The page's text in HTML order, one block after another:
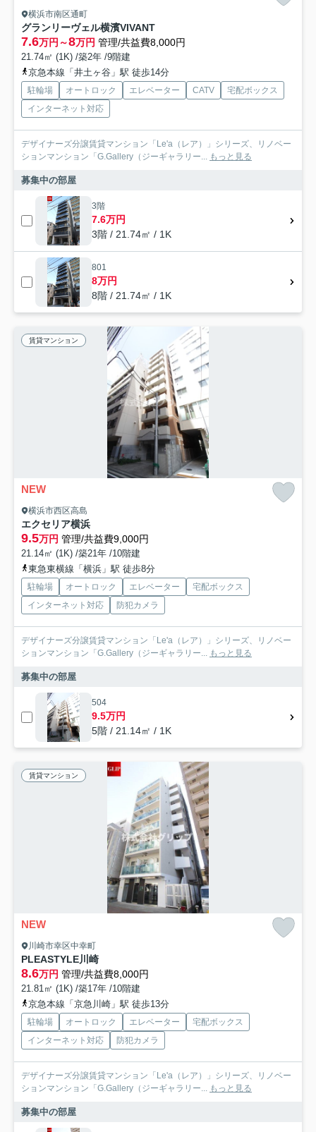
横浜市南区通町
グランリーヴェル横濱VIVANT
7.6万円～8万円 管理/共益費8,000円
21.74㎡ (1K) /築2年 /9階建
京急本線「井土ヶ谷」駅 徒歩14分
駐輪場 オートロック エレベーター CATV
宅配ボックス
インターネット対応
デザイナーズ分譲賃貸マンション「Le'a（レア）」シリーズ、リノベー
ションマンション「G.Gallery（ジーギャラリー... もっと見る
募集中の部屋
3階
7.6万円
3階 / 21.74㎡ / 1K
801
8万円
8階 / 21.74㎡ / 1K
賃貸マンション
NEW
横浜市西区高島
エクセリア横浜
9.5万円 管理/共益費9,000円
21.14㎡ (1K) /築21年 /10階建
東急東横線「横浜」駅 徒歩8分
駐輪場 オートロック エレベーター
宅配ボックス
インターネット対応
防犯カメラ
デザイナーズ分譲賃貸マンション「Le'a（レア）」シリーズ、リノベー
ションマンション「G.Gallery（ジーギャラリー... もっと見る
募集中の部屋
504
9.5万円
5階 / 21.14㎡ / 1K
賃貸マンション
NEW
川崎市幸区中幸町
PLEASTYLE川崎
8.6万円 管理/共益費8,000円
21.81㎡ (1K) /築17年 /10階建
京急本線「京急川崎」駅 徒歩13分
駐輪場 オートロック エレベーター
宅配ボックス
インターネット対応
防犯カメラ
デザイナーズ分譲賃貸マンション「Le'a（レア）」シリーズ、リノベー
ションマンション「G.Gallery（ジーギャラリー... もっと見る
募集中の部屋